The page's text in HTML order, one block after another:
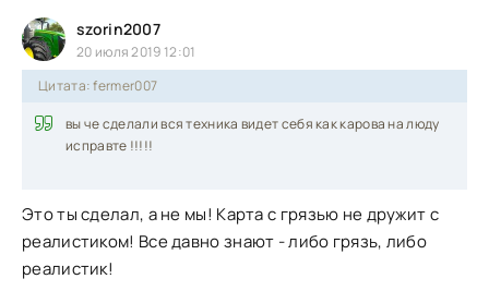
szorin2007
20 июля 2019 12:01
Цитата: fermer007
вы че сделали вся техника видет себя как карова на люду
исправте !!!!!
Это ты сделал, а не мы! Карта с грязью не дружит с
реалистиком! Все давно знают - либо грязь, либо
реалистик!